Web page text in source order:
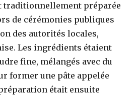
traditionnellement préparée
de cérémonies publiques
des autorités locales,
Les ingrédients étaient
fine, mélangés avec du
former une pâte appelée
était ensuite